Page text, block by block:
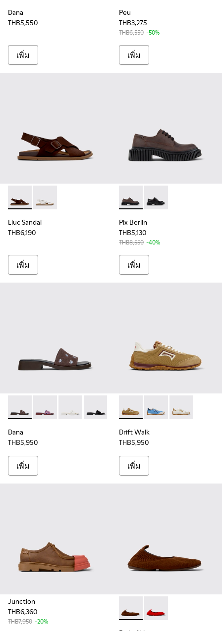
Dana
THB5,550
เพิ่ม
Peu
THB3,275
THB6,550 -50%
เพิ่ม
Lluc Sandal - K201880-001 - รองเท้ารัดส้นหนังกลับสีน้ําตาล
Lluc Sandal - K201880-003
Lluc Sandal
THB6,190
เพิ่ม
Pix Berlin - K201814-002 -
Pix Berlin - K201814-
Pix Berlin
THB5,130
THB8,550 -40%
เพิ่ม
Dana - K201740-013 - รองเท้าแตะหนังกลับสีน้ําตาลสําหรับผู้ห
Dana - K201740-015
Dana - K201740-008
Dana - K201740-001
Dana
THB5,950
เพิ่ม
Drift Walk - K201886-006
Drift Walk -Drift Walk -
Drift Walk
THB5,950
เพิ่ม
Junction
THB6,360
THB7,950 -20%
Right Niko - K201945-002
Right Niko -